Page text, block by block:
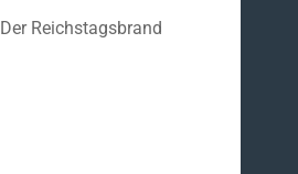
Der Reichstagsbrand